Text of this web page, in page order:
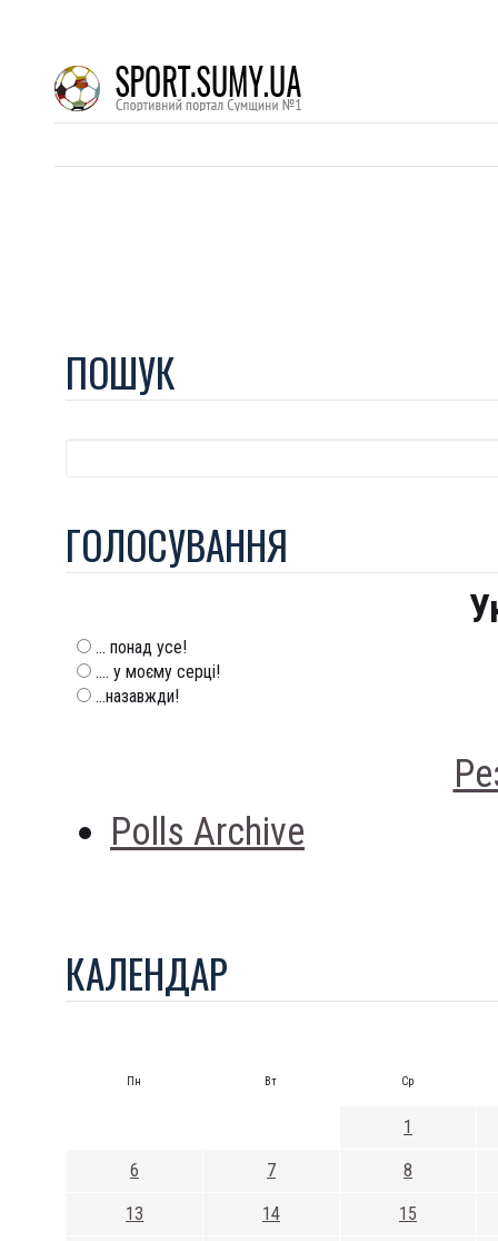
ПОШУК
ГОЛОСУВАННЯ
... понад усе!
.... у моєму серці!
...назавжди!
Polls Archive
КАЛЕНДАР
Пн Вт Ср
1
6 7 8
13 14 15